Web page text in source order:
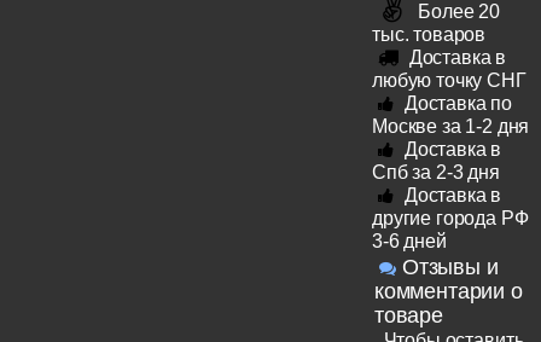
Более 20
тыс. товаров
Доставка в
любую точку СНГ
Доставка по
Москве за 1-2 дня
Доставка в
Спб за 2-3 дня
Доставка в
другие города РФ
3-6 дней
Отзывы и
комментарии о
товаре